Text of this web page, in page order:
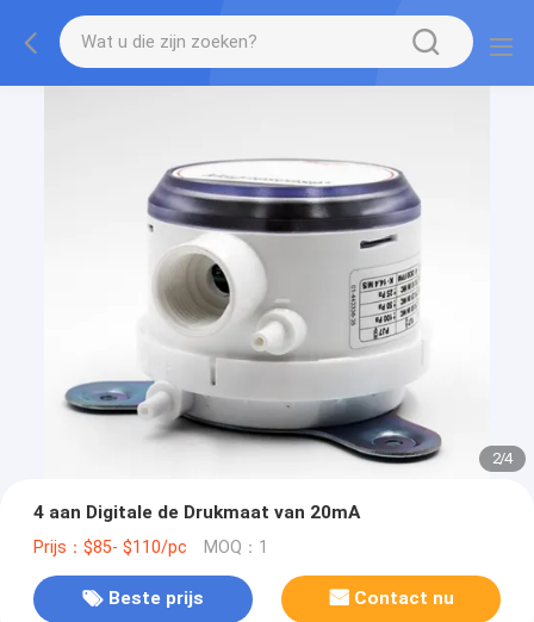
2/4
4 aan Digitale de Drukmaat van 20mA
Prijs：$85- $110/pc MOQ：1
Beste prijs Contact nu